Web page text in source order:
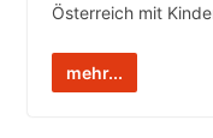
Österreich mit
mehr...